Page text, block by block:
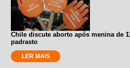
Chile discute aborto após menina de
padrasto
LER MAIS